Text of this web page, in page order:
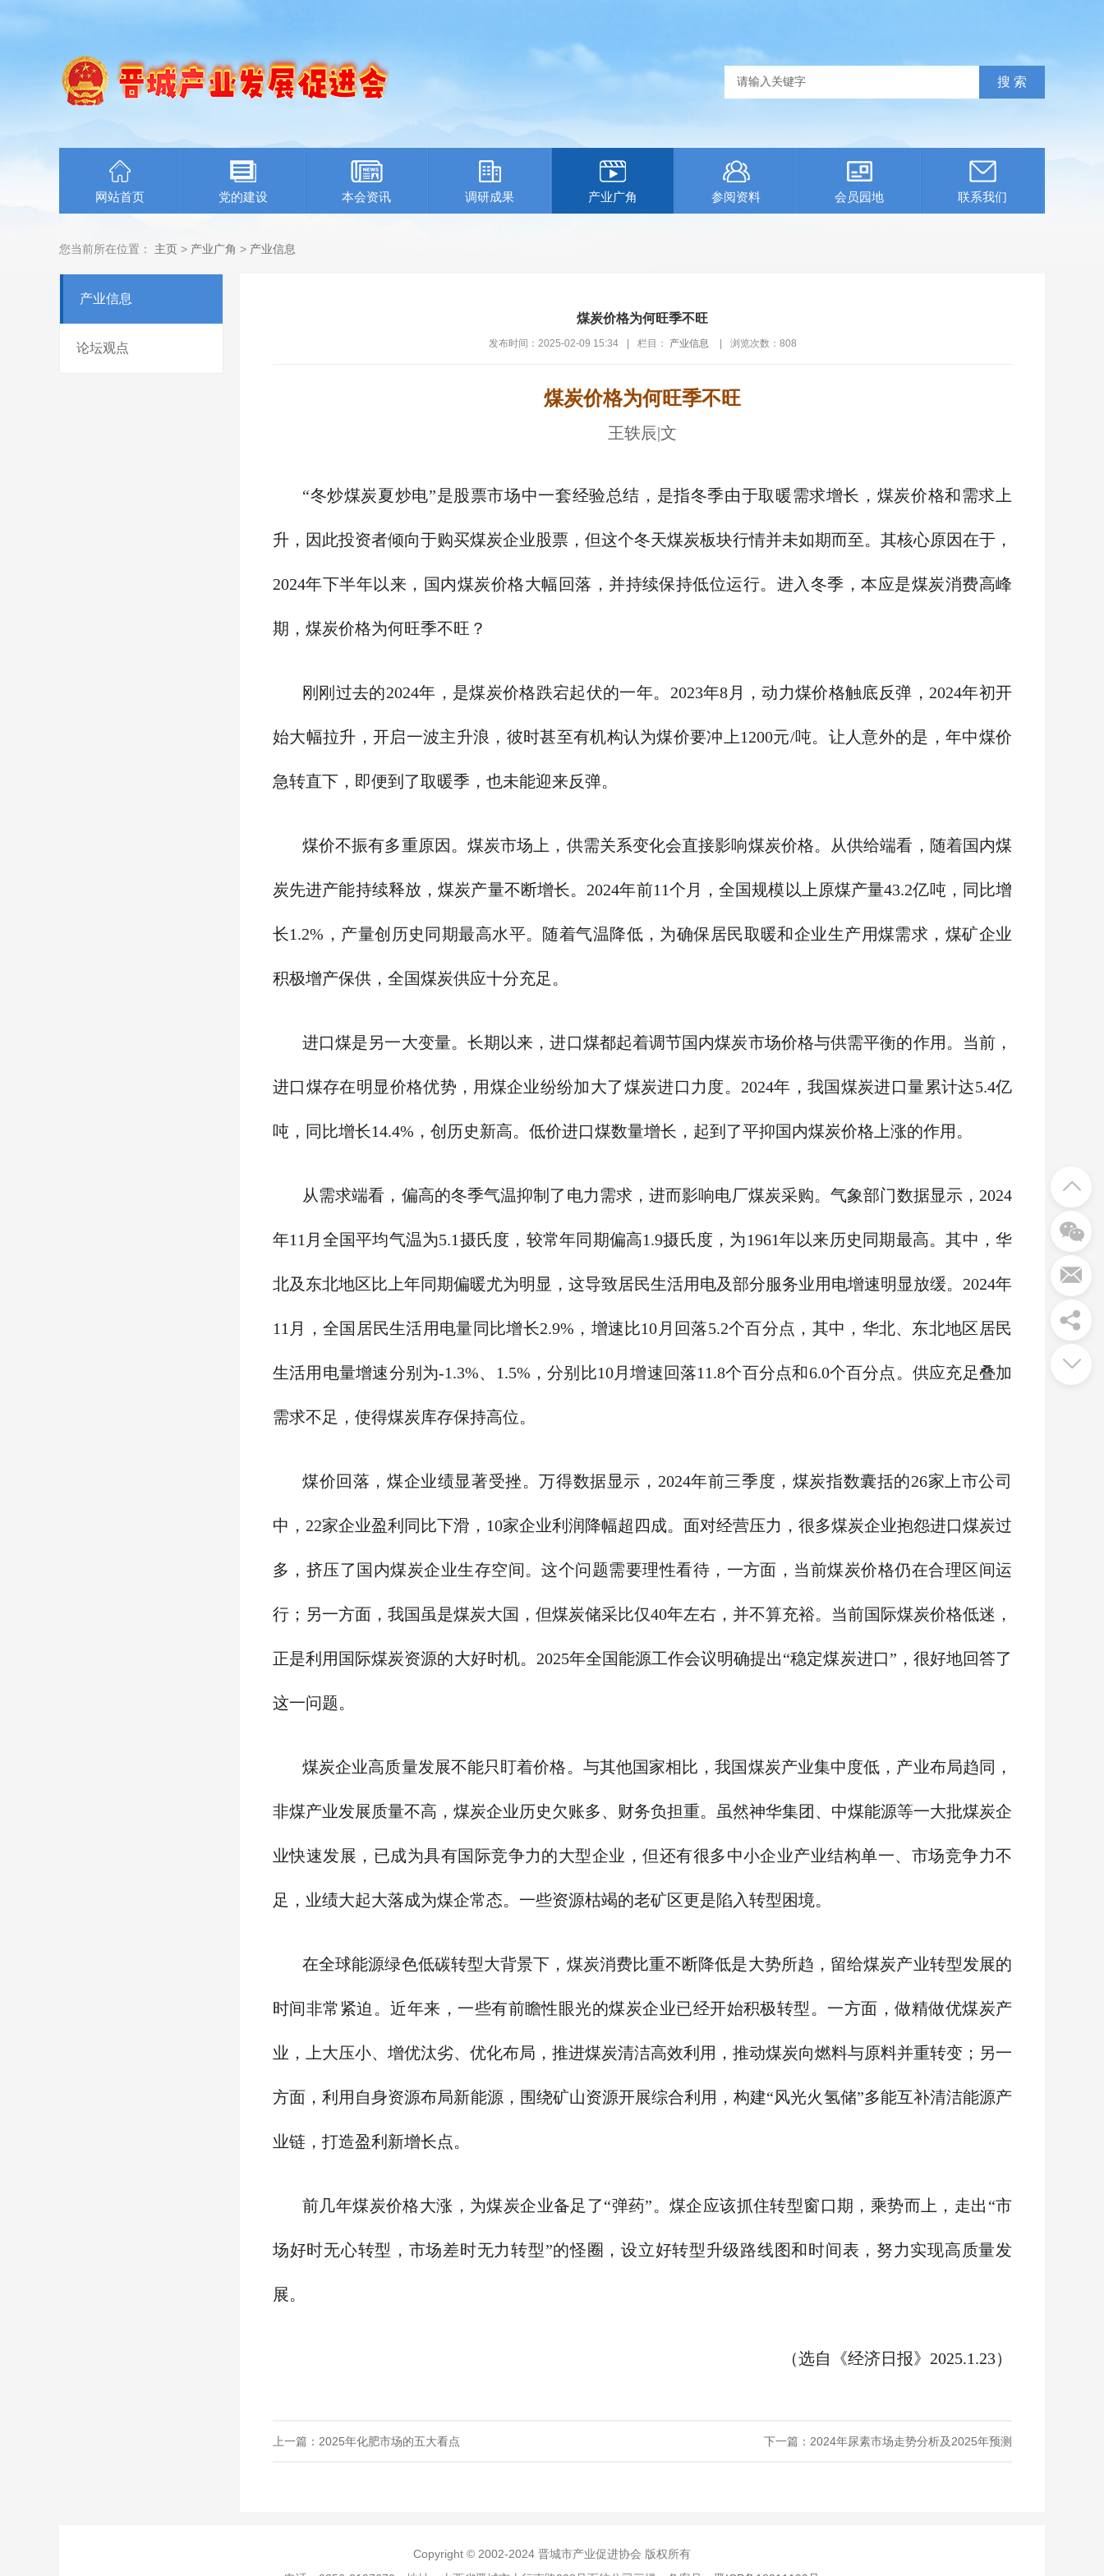
网站首页 党的建设 本会资讯 调研成果 产业广角 参阅资料 会员园地 联系我们
您当前所在位置： 主页 > 产业广角 > 产业信息
产业信息
论坛观点
煤炭价格为何旺季不旺
发布时间：2025-02-09 15:34 栏目： 产业信息 浏览次数： 808
煤炭价格为何旺季不旺
王轶辰|文
“冬炒煤炭夏炒电”是股票市场中一套经验总结，是指冬季由于取暖需求增长，煤炭价格和需求上
升，因此投资者倾向于购买煤炭企业股票，但这个冬天煤炭板块行情并未如期而至。其核心原因在于，
2024年下半年以来，国内煤炭价格大幅回落，并持续保持低位运行。进入冬季，本应是煤炭消费高峰
期，煤炭价格为何旺季不旺？
刚刚过去的2024年，是煤炭价格跌宕起伏的一年。2023年8月，动力煤价格触底反弹，2024年初开
始大幅拉升，开启一波主升浪，彼时甚至有机构认为煤价要冲上1200元/吨。让人意外的是，年中煤价
急转直下，即便到了取暖季，也未能迎来反弹。
煤价不振有多重原因。煤炭市场上，供需关系变化会直接影响煤炭价格。从供给端看，随着国内煤
炭先进产能持续释放，煤炭产量不断增长。2024年前11个月，全国规模以上原煤产量43.2亿吨，同比增
长1.2%，产量创历史同期最高水平。随着气温降低，为确保居民取暖和企业生产用煤需求，煤矿企业
积极增产保供，全国煤炭供应十分充足。
进口煤是另一大变量。长期以来，进口煤都起着调节国内煤炭市场价格与供需平衡的作用。当前，
进口煤存在明显价格优势，用煤企业纷纷加大了煤炭进口力度。2024年，我国煤炭进口量累计达5.4亿
吨，同比增长14.4%，创历史新高。低价进口煤数量增长，起到了平抑国内煤炭价格上涨的作用。
从需求端看，偏高的冬季气温抑制了电力需求，进而影响电厂煤炭采购。气象部门数据显示，2024
年11月全国平均气温为5.1摄氏度，较常年同期偏高1.9摄氏度，为1961年以来历史同期最高。其中，华
北及东北地区比上年同期偏暖尤为明显，这导致居民生活用电及部分服务业用电增速明显放缓。2024年
11月，全国居民生活用电量同比增长2.9%，增速比10月回落5.2个百分点，其中，华北、东北地区居民
生活用电量增速分别为-1.3%、1.5%，分别比10月增速回落11.8个百分点和6.0个百分点。供应充足叠加
需求不足，使得煤炭库存保持高位。
煤价回落，煤企业绩显著受挫。万得数据显示，2024年前三季度，煤炭指数囊括的26家上市公司
中，22家企业盈利同比下滑，10家企业利润降幅超四成。面对经营压力，很多煤炭企业抱怨进口煤炭过
多，挤压了国内煤炭企业生存空间。这个问题需要理性看待，一方面，当前煤炭价格仍在合理区间运
行；另一方面，我国虽是煤炭大国，但煤炭储采比仅40年左右，并不算充裕。当前国际煤炭价格低迷，
正是利用国际煤炭资源的大好时机。2025年全国能源工作会议明确提出“稳定煤炭进口”，很好地回答了
这一问题。
煤炭企业高质量发展不能只盯着价格。与其他国家相比，我国煤炭产业集中度低，产业布局趋同，
非煤产业发展质量不高，煤炭企业历史欠账多、财务负担重。虽然神华集团、中煤能源等一大批煤炭企
业快速发展，已成为具有国际竞争力的大型企业，但还有很多中小企业产业结构单一、市场竞争力不
足，业绩大起大落成为煤企常态。一些资源枯竭的老矿区更是陷入转型困境。
在全球能源绿色低碳转型大背景下，煤炭消费比重不断降低是大势所趋，留给煤炭产业转型发展的
时间非常紧迫。近年来，一些有前瞻性眼光的煤炭企业已经开始积极转型。一方面，做精做优煤炭产
业，上大压小、增优汰劣、优化布局，推进煤炭清洁高效利用，推动煤炭向燃料与原料并重转变；另一
方面，利用自身资源布局新能源，围绕矿山资源开展综合利用，构建“风光火氢储”多能互补清洁能源产
业链，打造盈利新增长点。
前几年煤炭价格大涨，为煤炭企业备足了“弹药”。煤企应该抓住转型窗口期，乘势而上，走出“市
场好时无心转型，市场差时无力转型”的怪圈，设立好转型升级路线图和时间表，努力实现高质量发
展。
（选自《经济日报》2025.1.23）
上一篇：2025年化肥市场的五大看点 下一篇：2024年尿素市场走势分析及2025年预测
Copyright © 2002-2024 晋城市产业促进协会 版权所有